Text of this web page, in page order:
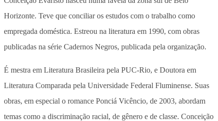
Horizonte. Teve que conciliar os estudos com o trabalho como
empregada doméstica. Estreou na literatura em 1990, com obras
publicadas na série Cadernos Negros, publicada pela organização.
É mestra em Literatura Brasileira pela PUC-Rio, e Doutora em
Literatura Comparada pela Universidade Federal Fluminense. Suas
obras, em especial o romance Ponciá Vicêncio, de 2003, abordam
temas como a discriminação racial, de gênero e de classe. Conceição